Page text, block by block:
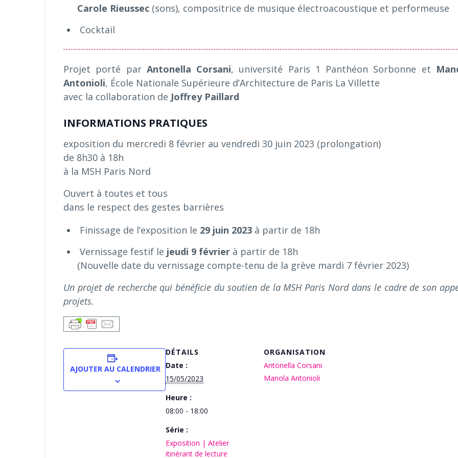
Carole Rieussec (sons), compositrice de musique électroacoustique et performeuse
Cocktail
Projet porté par Antonella Corsani, université Paris 1 Panthéon Sorbonne et
Antonioli, École Nationale Supérieure d’Architecture de Paris La Villette
avec la collaboration de Joffrey Paillard
INFORMATIONS PRATIQUES
exposition du mercredi 8 février au vendredi 30 juin 2023 (prolongation)
de 8h30 à 18h
à la MSH Paris Nord
Ouvert à toutes et tous
dans le respect des gestes barrières
Finissage de l’exposition le 29 juin 2023 à partir de 18h
Vernissage festif le jeudi 9 février à partir de 18h
(Nouvelle date du vernissage compte-tenu de la grève mardi 7 février 2023)
Un projet de recherche qui bénéficie du soutien de la MSH Paris Nord dans le cadre de son
projets.
AJOUTER AU CALENDRIER
DÉTAILS
Date :
15/05/2023
Heure :
08:00 - 18:00
Série :
Exposition | Atelier
itinérant de lecture
ORGANISATION
Antonella Corsani
Manola Antonioli